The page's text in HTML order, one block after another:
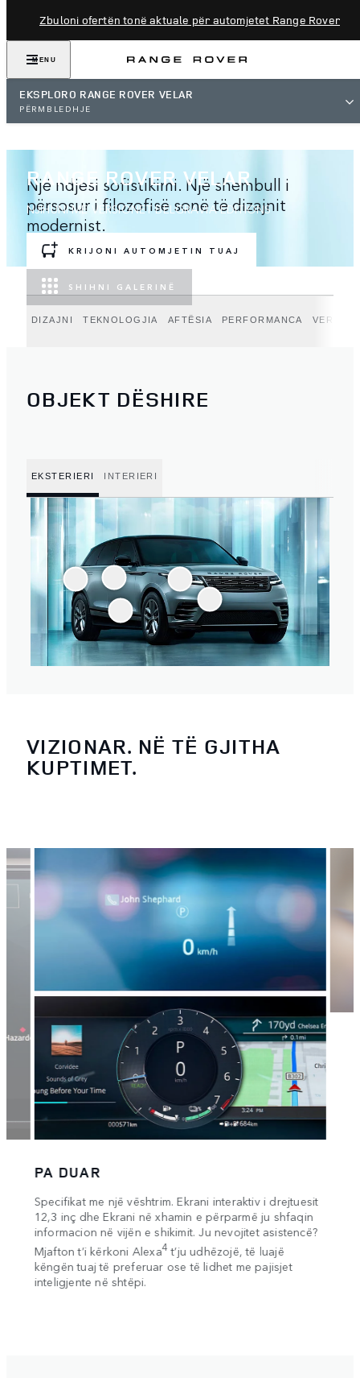
Zbuloni ofertën tonë aktuale për automjetet Range Rover
MENU
EKSPLORO RANGE ROVER VELAR
PËRMBLEDHJE
RANGE ROVER VELAR
NJIHUNI ME VERSIONET BELGRAVIA EDITIONS
KRIJONI AUTOMJETIN TUAJ
SHIHNI GALERINË
Një ndjesi sofistikimi. Një shembull i
përsosur i filozofisë sonë të dizajnit
modernist.
DIZAJNI TEKNOLOGJIA AFTËSIA PERFORMANCA
OBJEKT DËSHIRE
EKSTERIERI INTERIERI
VIZIONAR. NË TË GJITHA
KUPTIMET.
PA DUAR
Specifikat me një vështrim. Ekrani interaktiv i drejtuesit
12,3 inç dhe Ekrani në xhamin e përparmë ju shfaqin
informacion në vijën e shikimit. Ju nevojitet asistencë?
Mjafton t’i kërkoni Alexa4 t’ju udhëzojë, të luajë
këngën tuaj të preferuar ose të lidhet me pajisjet
inteligjente në shtëpi.